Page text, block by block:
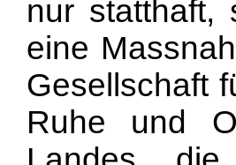
nur statthaft,
eine
Gesellschaft
Ruhe und